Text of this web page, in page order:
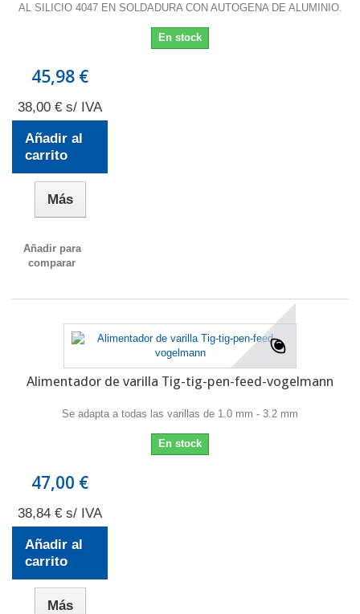
AL SILICIO 4047 EN SOLDADURA CON AUTOGENA DE ALUMINIO.
En stock
45,98 €
38,00 € s/ IVA
Añadir al
carrito
Más
Añadir para
comparar
Alimentador de varilla Tig-tig-pen-feed-vogelmann
Se adapta a todas las varillas de 1.0 mm - 3.2 mm
En stock
47,00 €
38,84 € s/ IVA
Añadir al
carrito
Más